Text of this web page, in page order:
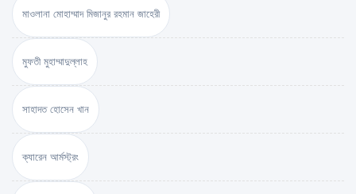
মাওলানা মোহাম্মাদ মিজানুর রহমান জাহেরী
মুফতী মুহাম্মাদুল্লাহ
সাহাদত হোসেন খান
ক্যারেন আর্মস্ট্রং